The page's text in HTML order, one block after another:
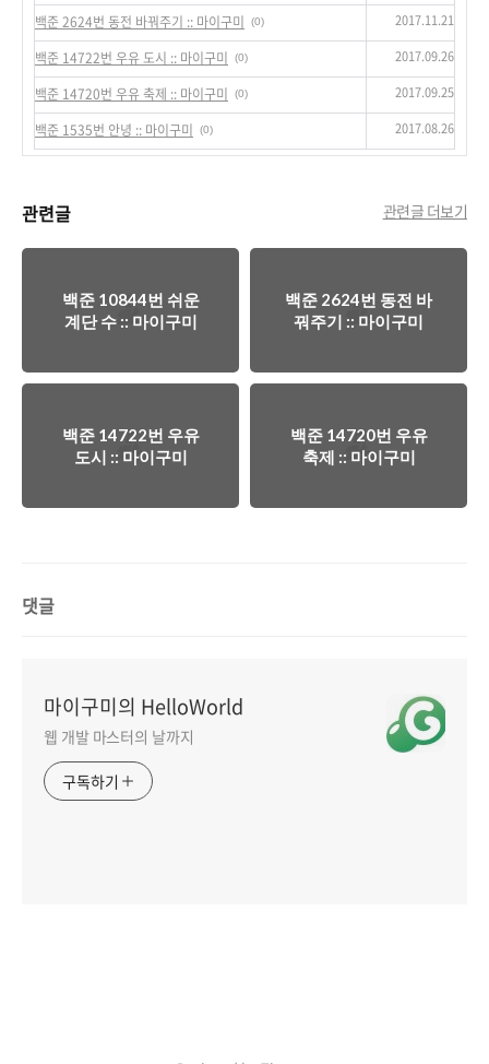
백준 2624번 동전 바꿔주기 :: 마이구미 (0) 2017.11.21
백준 14722번 우유 도시 :: 마이구미 (0) 2017.09.26
백준 14720번 우유 축제 :: 마이구미 (0) 2017.09.25
백준 1535번 안녕 :: 마이구미 (0) 2017.08.26
관련글 관련글 더보기
백준 10844번 쉬운
계단 수 :: 마이구미
백준 2624번 동전 바
꿔주기 :: 마이구미
백준 14722번 우유
도시 :: 마이구미
백준 14720번 우유
축제 :: 마이구미
댓글
마이구미의 HelloWorld
웹 개발 마스터의 날까지
구독하기